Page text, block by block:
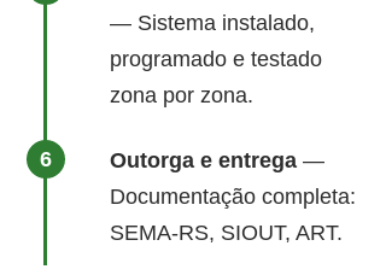
— Sistema instalado,
programado e testado
zona por zona.
Outorga e entrega —
Documentação completa:
SEMA-RS, SIOUT, ART.